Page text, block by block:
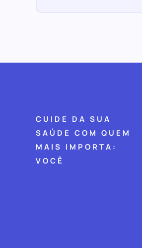
CUIDE DA SUA
SAÚDE COM QUEM
MAIS IMPORTA:
VOCÊ